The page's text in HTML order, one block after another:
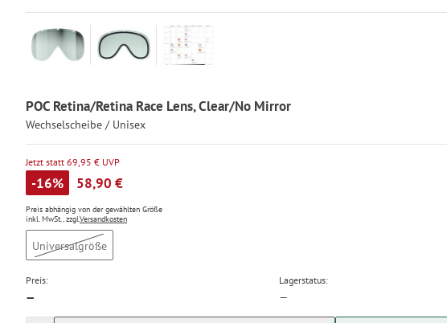
POC Retina/Retina Race Lens, Clear/No Mirror
Wechselscheibe / Unisex
Jetzt statt 69,95 € UVP
-16% 58,90 €
Preis abhängig von der gewählten Größe
inkl. MwSt., zzgl.Versandkosten
Universalgröße
Preis:
—
Lagerstatus:
—